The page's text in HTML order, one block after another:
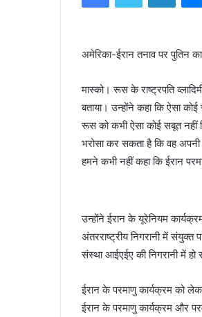
अमेरिका-ईरान तनाव पर पुतिन
मास्को। रूस के राष्ट्रपति
बताया। उन्होंने कहा कि ऐसा
रूस को कभी ऐसा कोई सबूत नहीं
भरोसा कर सकता है कि वह अपनी
हमने कभी नहीं कहा कि ईरान
उन्होंने ईरान के यूरेनियम
अंतरराष्ट्रीय निगरानी में
संस्था आईएईए की निगरानी में हो
ईरान के परमाणु कार्यक्रम को
ईरान के परमाणु कार्यक्रम और